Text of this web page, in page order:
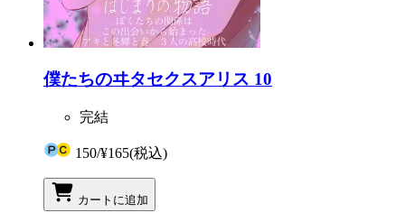
僕たちのヰタセクスアリス 10
完結
150/¥165(税込)
カートに追加